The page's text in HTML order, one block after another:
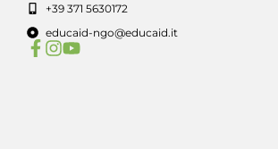
+39 371 5630172
educaid-ngo@educaid.it